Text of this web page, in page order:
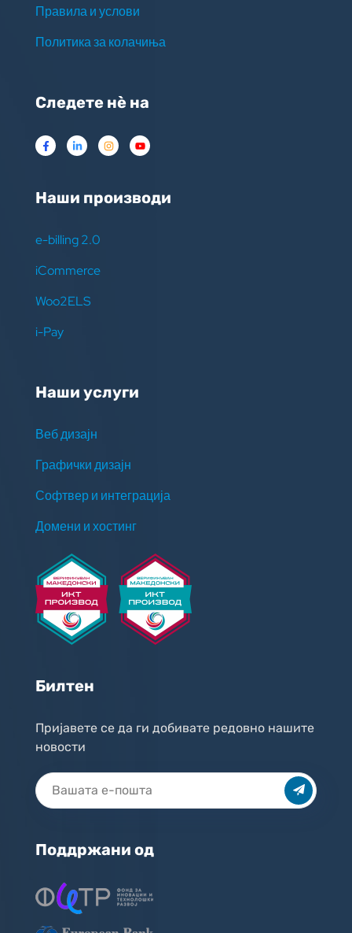
Правила и услови
Политика за колачиња
Следете нѐ на
Наши производи
e-billing 2.0
iCommerce
Woo2ELS
i-Pay
Наши услуги
Веб дизајн
Графички дизајн
Софтвер и интеграција
Домени и хостинг
Билтен
Пријавете се да ги добивате редовно нашите
новости
Поддржани од